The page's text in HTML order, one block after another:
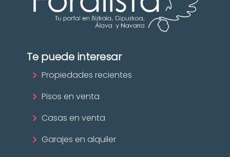
Te puede interesar
Propiedades recientes
Pisos en venta
Casas en venta
Garajes en alquiler